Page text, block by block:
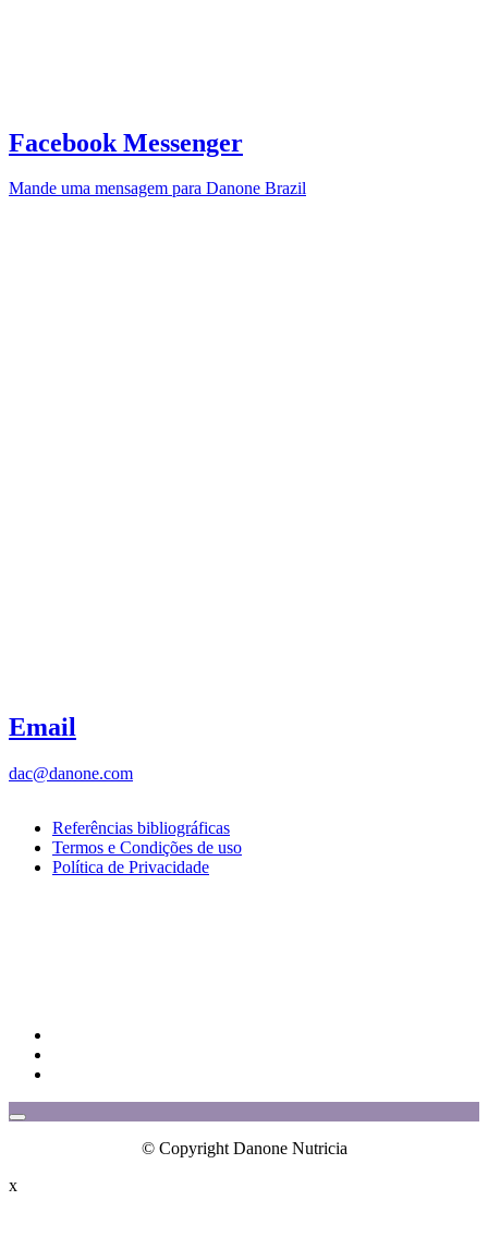
Facebook Messenger
Mande uma mensagem para Danone Brazil
Email
dac@danone.com
Referências bibliográficas
Termos e Condições de uso
Política de Privacidade
© Copyright Danone Nutricia
x